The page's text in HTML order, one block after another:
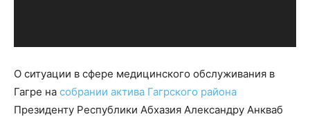
О ситуации в сфере медицинского обслуживания в
Гагре на собрании актива Гагрского района
Президенту Республики Абхазия Александру Анкваб